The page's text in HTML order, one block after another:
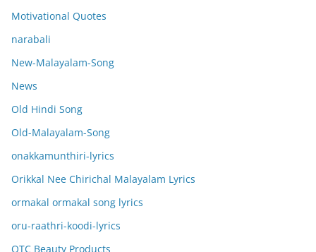
Motivational Quotes
narabali
New-Malayalam-Song
News
Old Hindi Song
Old-Malayalam-Song
onakkamunthiri-lyrics
Orikkal Nee Chirichal Malayalam Lyrics
ormakal ormakal song lyrics
oru-raathri-koodi-lyrics
OTC Beauty Products